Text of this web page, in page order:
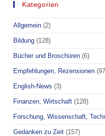
Kategorien
Allgemein (2)
Bildung (128)
Bücher und Broschüren (6)
Empfehlungen, Rezensionen
English-News (3)
Finanzen, Wirtschaft (128)
Forschung, Wissenschaft,
Gedanken zu Zeit (157)